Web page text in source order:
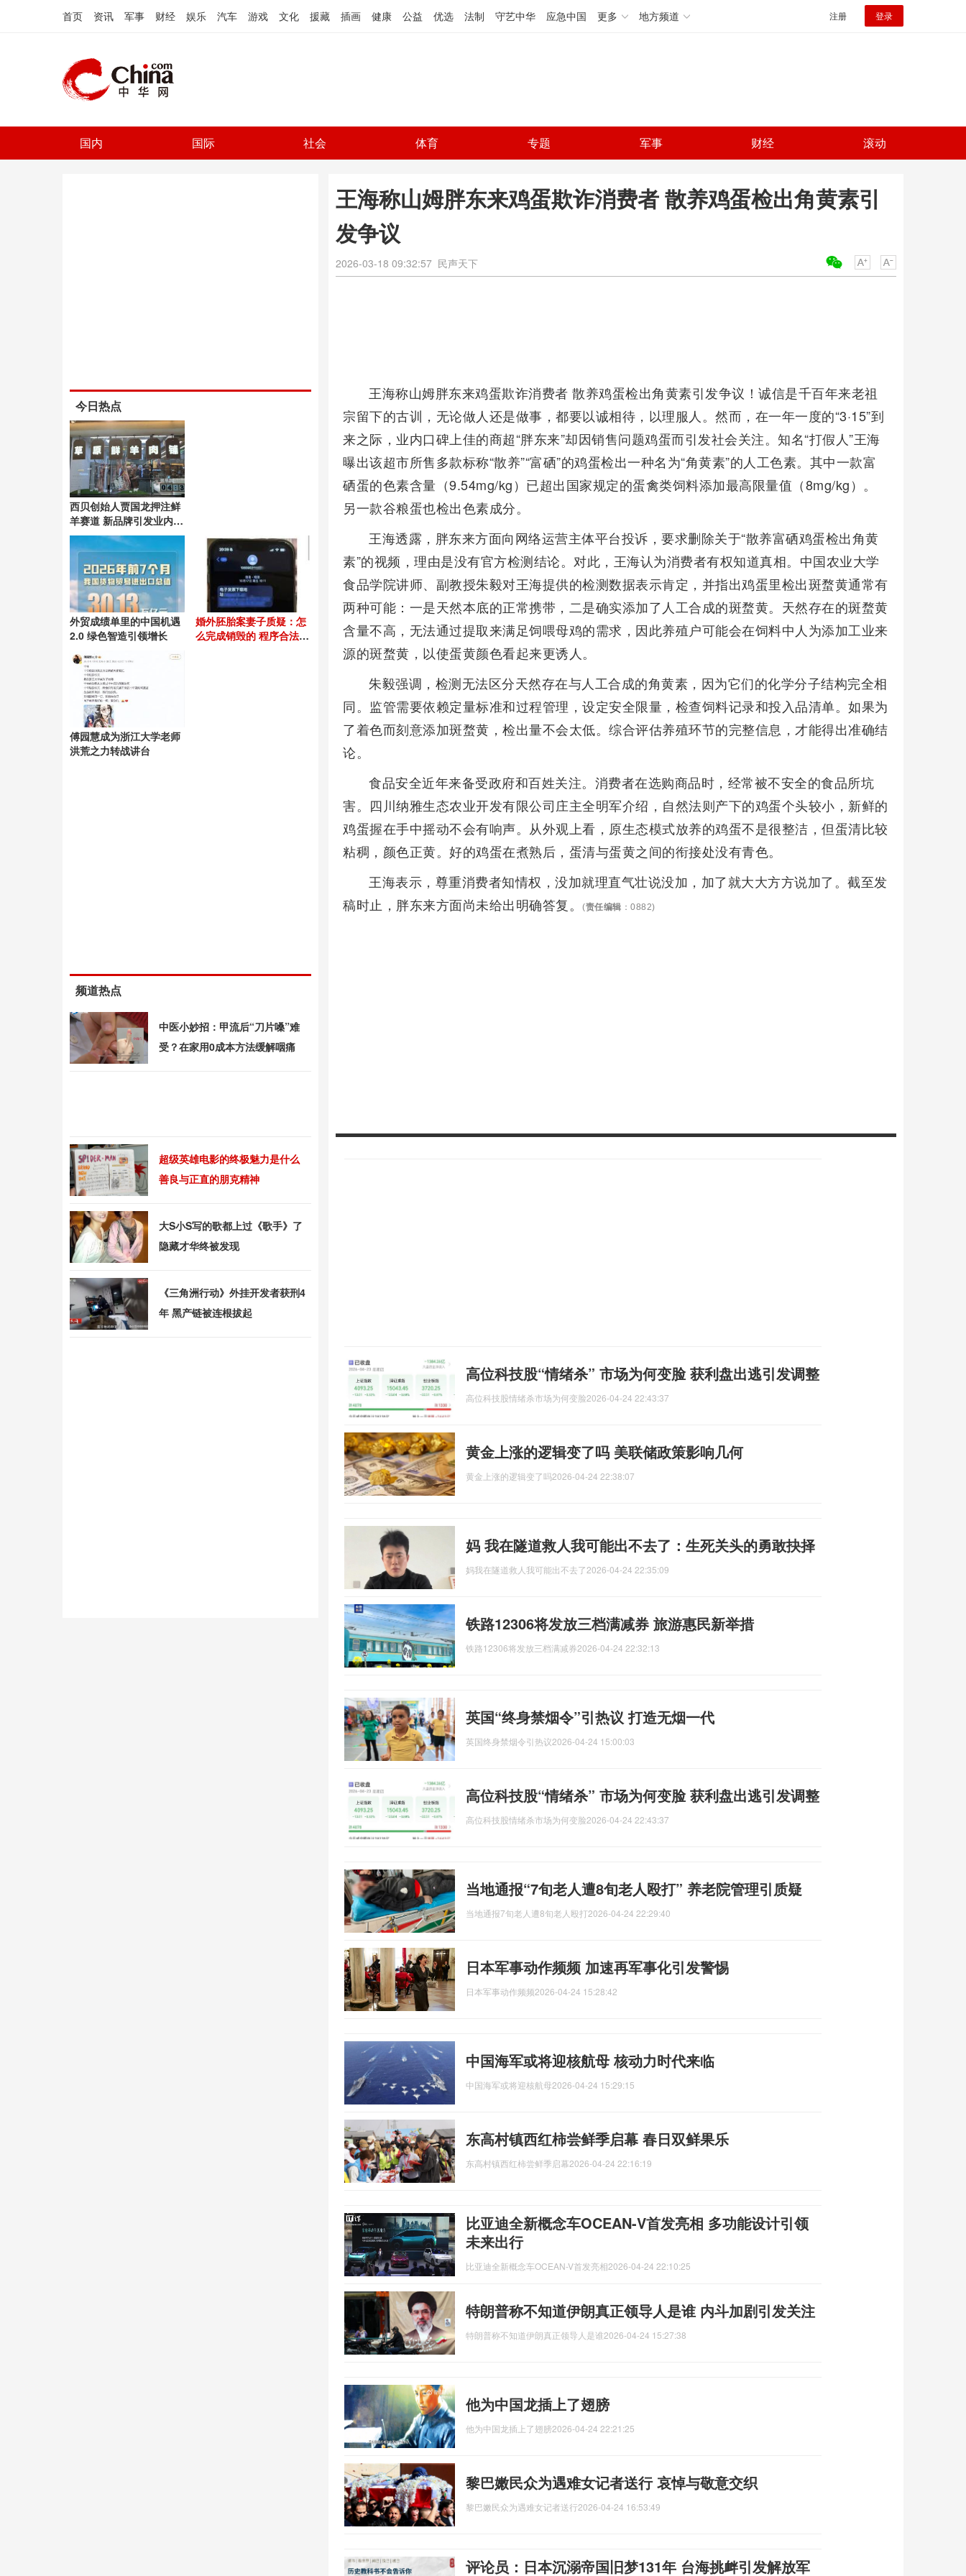
首页 资讯 军事 财经 娱乐 汽车 游戏 文化 援藏 插画 健康 公益 优选 法制 守艺中华 应急中国 更多 地方频道 注册 登录
国内 国际 社会 体育 专题 军事 财经 滚动
王海称山姆胖东来鸡蛋欺诈消费者 散养鸡蛋检出角黄素引
发争议
2026-03-18 09:32:57 民声天下
王海称山姆胖东来鸡蛋欺诈消费者 散养鸡蛋检出角黄素引发争议！诚信是千百年来老祖
宗留下的古训，无论做人还是做事，都要以诚相待，以理服人。然而，在一年一度的“3·15”到
来之际，业内口碑上佳的商超“胖东来”却因销售问题鸡蛋而引发社会关注。知名“打假人”王海
曝出该超市所售多款标称“散养”“富硒”的鸡蛋检出一种名为“角黄素”的人工色素。其中一款富
硒蛋的色素含量（9.54mg/kg）已超出国家规定的蛋禽类饲料添加最高限量值（8mg/kg）。
另一款谷粮蛋也检出色素成分。
王海透露，胖东来方面向网络运营主体平台投诉，要求删除关于“散养富硒鸡蛋检出角黄
素”的视频，理由是没有官方检测结论。对此，王海认为消费者有权知道真相。中国农业大学
食品学院讲师、副教授朱毅对王海提供的检测数据表示肯定，并指出鸡蛋里检出斑蝥黄通常有
两种可能：一是天然本底的正常携带，二是确实添加了人工合成的斑蝥黄。天然存在的斑蝥黄
含量不高，无法通过提取来满足饲喂母鸡的需求，因此养殖户可能会在饲料中人为添加工业来
源的斑蝥黄，以使蛋黄颜色看起来更诱人。
朱毅强调，检测无法区分天然存在与人工合成的角黄素，因为它们的化学分子结构完全相
同。监管需要依赖定量标准和过程管理，设定安全限量，检查饲料记录和投入品清单。如果为
了着色而刻意添加斑蝥黄，检出量不会太低。综合评估养殖环节的完整信息，才能得出准确结
论。
食品安全近年来备受政府和百姓关注。消费者在选购商品时，经常被不安全的食品所坑
害。四川纳雅生态农业开发有限公司庄主全明军介绍，自然法则产下的鸡蛋个头较小，新鲜的
鸡蛋握在手中摇动不会有响声。从外观上看，原生态模式放养的鸡蛋不是很整洁，但蛋清比较
粘稠，颜色正黄。好的鸡蛋在煮熟后，蛋清与蛋黄之间的衔接处没有青色。
王海表示，尊重消费者知情权，没加就理直气壮说没加，加了就大大方方说加了。截至发
稿时止，胖东来方面尚未给出明确答复。
(责任编辑 ：0882)
高位科技股“情绪杀” 市场为何变脸 获利盘出逃引发调整
高位科技股情绪杀市场为何变脸2026-04-24 22:43:37
黄金上涨的逻辑变了吗 美联储政策影响几何
黄金上涨的逻辑变了吗2026-04-24 22:38:07
妈 我在隧道救人我可能出不去了：生死关头的勇敢抉择
妈我在隧道救人我可能出不去了2026-04-24 22:35:09
铁路12306将发放三档满减券 旅游惠民新举措
铁路12306将发放三档满减券2026-04-24 22:32:13
英国“终身禁烟令”引热议 打造无烟一代
英国终身禁烟令引热议2026-04-24 15:00:03
高位科技股“情绪杀” 市场为何变脸 获利盘出逃引发调整
高位科技股情绪杀市场为何变脸2026-04-24 22:43:37
当地通报“7旬老人遭8旬老人殴打” 养老院管理引质疑
当地通报7旬老人遭8旬老人殴打2026-04-24 22:29:40
日本军事动作频频 加速再军事化引发警惕
日本军事动作频频2026-04-24 15:28:42
中国海军或将迎核航母 核动力时代来临
中国海军或将迎核航母2026-04-24 15:29:15
东高村镇西红柿尝鲜季启幕 春日双鲜果乐
东高村镇西红柿尝鲜季启幕2026-04-24 22:16:19
比亚迪全新概念车OCEAN-V首发亮相 多功能设计引领
未来出行
比亚迪全新概念车OCEAN-V首发亮相2026-04-24 22:10:25
特朗普称不知道伊朗真正领导人是谁 内斗加剧引发关注
特朗普称不知道伊朗真正领导人是谁2026-04-24 15:27:38
他为中国龙插上了翅膀
他为中国龙插上了翅膀2026-04-24 22:21:25
黎巴嫩民众为遇难女记者送行 哀悼与敬意交织
黎巴嫩民众为遇难女记者送行2026-04-24 16:53:49
评论员：日本沉溺帝国旧梦131年 台海挑衅引发解放军
今日热点
西贝创始人贾国龙押注鲜
羊赛道 新品牌引发业内关
注
外贸成绩单里的中国机遇
2.0 绿色智造引领增长
婚外胚胎案妻子质疑：怎
么完成销毁的 程序合法性
傅园慧成为浙江大学老师
洪荒之力转战讲台
频道热点
中医小妙招：甲流后“刀片嗓”难
受？在家用0成本方法缓解咽痛
超级英雄电影的终极魅力是什么
善良与正直的朋克精神
大S小S写的歌都上过《歌手》了
隐藏才华终被发现
《三角洲行动》外挂开发者获刑4
年 黑产链被连根拔起